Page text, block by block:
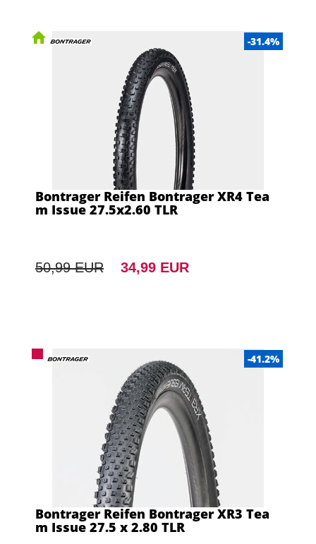
-31.4%
Bontrager Reifen Bontrager XR4 Tea
m Issue 27.5x2.60 TLR
50,99 EUR 34,99 EUR
-41.2%
Bontrager Reifen Bontrager XR3 Tea
m Issue 27.5 x 2.80 TLR